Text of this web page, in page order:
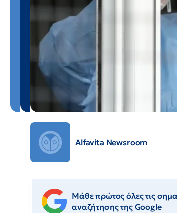
Alfavita Newsroom
Μάθε πρώτος όλες τις
αναζήτησης της Google